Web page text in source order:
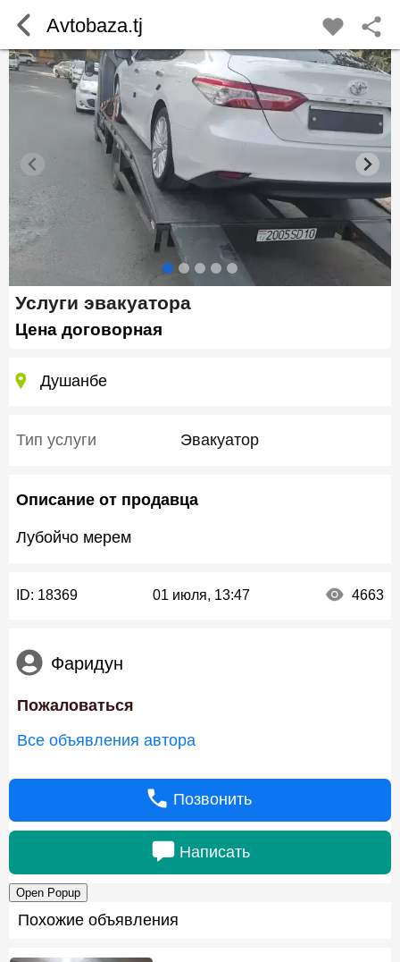
Услуги эвакуатора
Цена договорная
Душанбе
Тип услуги Эвакуатор
Описание от продавца
Лубойчо мерем
ID: 18369 01 июля, 13:47 4663
Фаридун
Пожаловаться
Все объявления автора
Позвонить
Написать
Open Popup
Avtobaza.tj
Похожие объявления